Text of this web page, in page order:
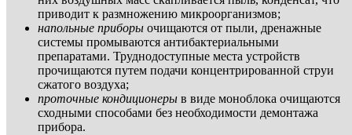
приводит к размножению микроорганизмов;
напольные приборы очищаются от пыли, дренажные
системы промываются антибактериальными
препаратами. Труднодоступные места устройств
прочищаются путем подачи концентрированной струи
сжатого воздуха;
проточные кондиционеры в виде моноблока очищаются
сходными способами без необходимости демонтажа
прибора.